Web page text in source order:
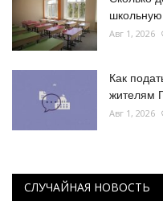
школьную
Авг 1, 2026
Как
жителям
Авг 1, 2026
СЛУЧАЙНАЯ НОВОСТЬ